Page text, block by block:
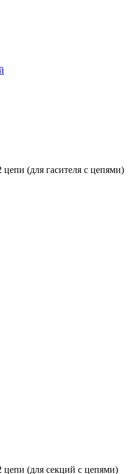
цепи (для гасителя с цепями)
цепи (для секций с цепями)